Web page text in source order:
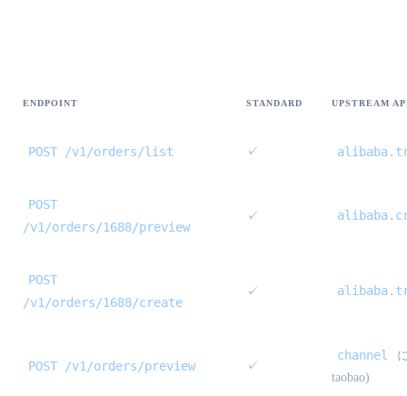
ENDPOINT STANDARD UPSTREAM
POST /v1/orders/list ✓
POST
/v1/orders/1688/preview
✓
POST
/v1/orders/1688/create
✓
POST /v1/orders/preview ✓
channel
taobao)